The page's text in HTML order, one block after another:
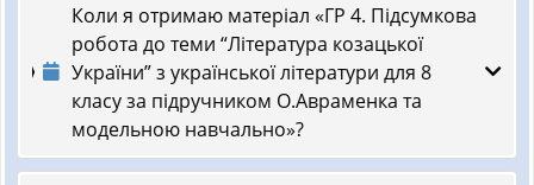
Коли я отримаю матеріал «ГР 4. Підсумкова
робота до теми “Література козацької
України” з української літератури для 8
класу за підручником О.Авраменка та
модельною навчально»?